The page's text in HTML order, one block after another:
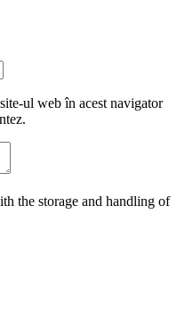
ul web în acest navigator
the storage and handling of